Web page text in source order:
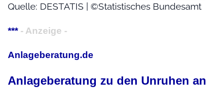
Quelle: DESTATIS | ©Statistisches Bundesamt
*** - Anzeige -
Anlageberatung.de
Anlageberatung zu den Unruhen an